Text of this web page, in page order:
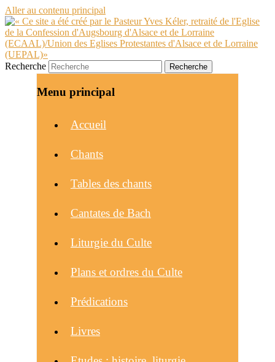
Aller au contenu principal
Recherche
Menu principal
Accueil
Chants
Tables des chants
Cantates de Bach
Liturgie du Culte
Plans et ordres du Culte
Prédications
Livres